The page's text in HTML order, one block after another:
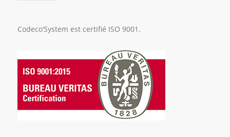
Codeco’System est certifié ISO 9001.